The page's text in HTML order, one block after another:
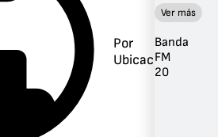
Por
Ubicación
Ver más
Banda
FM
20